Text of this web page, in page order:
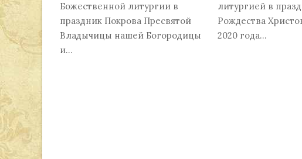
Божественной литургии в
праздник Покрова Пресвятой
Владычицы нашей Богородицы
и…
литургией в
Рождества
2020 года…